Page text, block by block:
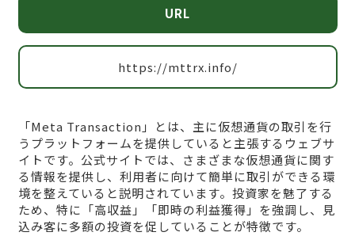
URL
https://mttrx.info/
「Meta Transaction」とは、主に仮想通貨の取引を行
うプラットフォームを提供していると主張するウェブサ
イトです。公式サイトでは、さまざまな仮想通貨に関す
る情報を提供し、利用者に向けて簡単に取引ができる環
境を整えていると説明されています。投資家を魅了する
ため、特に「高収益」「即時の利益獲得」を強調し、見
込み客に多額の投資を促していることが特徴です。